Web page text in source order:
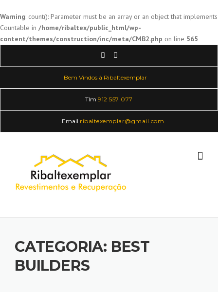
Warning: count(): Parameter must be an array or an object that implements
Countable in /home/ribaltex/public_html/wp-
content/themes/construction/inc/meta/CMB2.php on line 565
Bem Vindos à Ribaltexemplar
Tlm912 557 077
Email ribaltexemplar@gmail.com
CATEGORIA: BEST
BUILDERS